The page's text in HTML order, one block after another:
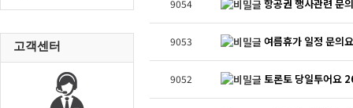
고객센터
9054 항공권 행사관련 문
9053 여름휴가 일정 문의
9052 토론토 당일투어요